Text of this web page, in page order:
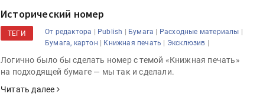
Исторический номер
ТЕГИ От редактора | Publish | Бумага | Расходные материалы |
Бумага, картон | Книжная печать | Эксклюзив |
Логично было бы сделать номер с темой «Книжная печать»
на подходящей бумаге — мы так и сделали.
Читать далее